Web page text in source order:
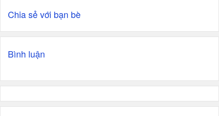
Chia sẻ với bạn bè
Bình luận